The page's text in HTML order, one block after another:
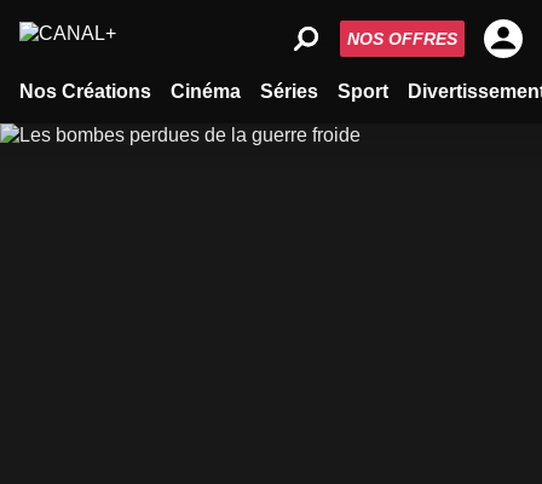
Nos Créations Cinéma Séries Sport
NOS OFFRES